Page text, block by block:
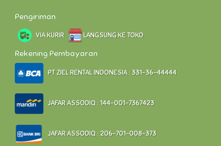
Pengiriman
VIA KURIR LANGSUNG KE TOKO
Rekening Pembayaran
PT ZIEL RENTAL INDONESIA : 331-36-44444
JAFAR ASSODIQ : 144-001-7367423
JAFAR ASSODIQ : 206-701-008-373